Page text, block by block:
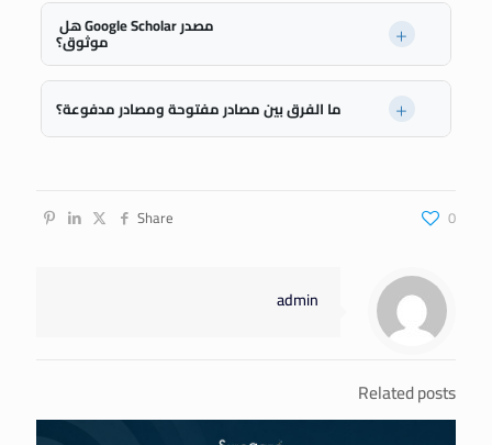
موثوق؟
Google Scholar هو محرك بحث يضم العديد من المصادر العلمية
الموثوقة التي يقوم بفهرستها من الأبحاث، والكتب، والرسائل
العلمية، والمجلات المحكمة ، ولكنه ليس مصدرًا في حد ذاته.
ما الفرق بين مصادر مفتوحة ومصادر مدفوعة؟
وغالبًا ما تكون تابعة لدار نشر أو جهة كبرى.
Share 0
admin
Related posts